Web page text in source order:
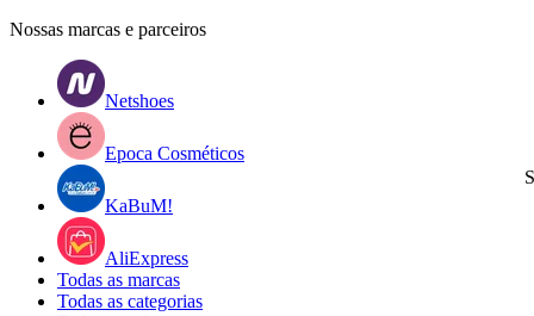
Nossas marcas e parceiros
Netshoes
Epoca Cosméticos
KaBuM!
AliExpress
Todas as marcas
Todas as categorias